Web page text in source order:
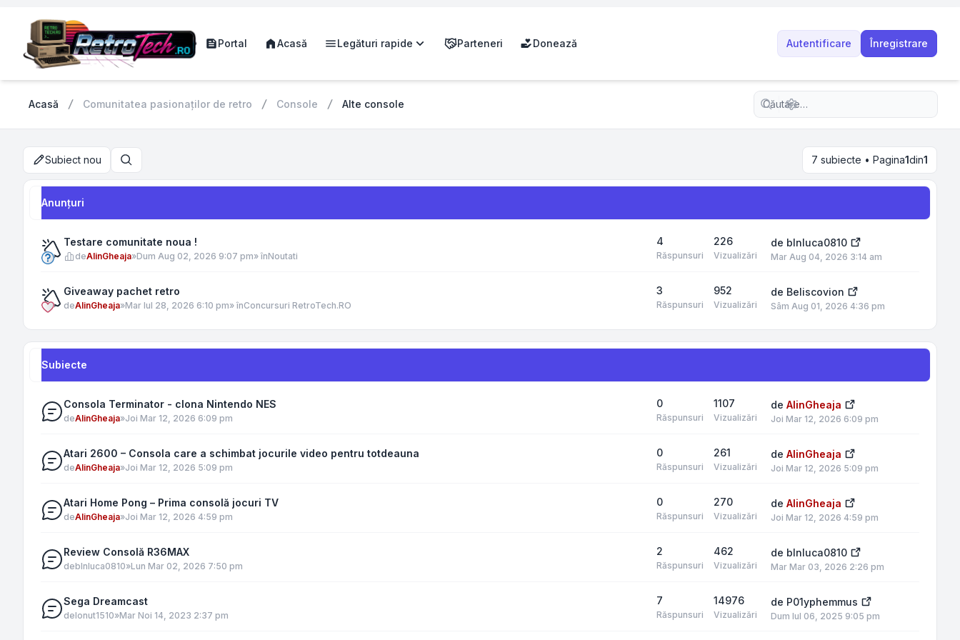
Portal Acasă Legături rapide Parteneri Donează Autentificare Înregistrare
Acasă Comunitatea pasionaților de retro Console Alte console Căutare avansată
Subiect nou Căutare 7 subiecte • Pagina1din1
Anunţuri
Testare comunitate noua !
deAlinGheaja»Dum Aug 02, 2026 9:07 pm» înNoutati
4
Răspunsuri
226
Vizualizări
de blnluca0810
Mar Aug 04, 2026 3:14 am
Giveaway pachet retro
deAlinGheaja»Mar Iul 28, 2026 6:10 pm» înConcursuri RetroTech.RO
3
Răspunsuri
952
Vizualizări
de Beliscovion
Sâm Aug 01, 2026 4:36 pm
Subiecte
Consola Terminator - clona Nintendo NES
deAlinGheaja»Joi Mar 12, 2026 6:09 pm
0
Răspunsuri
1107
Vizualizări
de AlinGheaja
Joi Mar 12, 2026 6:09 pm
Atari 2600 – Consola care a schimbat jocurile video pentru totdeauna
deAlinGheaja»Joi Mar 12, 2026 5:09 pm
0
Răspunsuri
261
Vizualizări
de AlinGheaja
Joi Mar 12, 2026 5:09 pm
Atari Home Pong – Prima consolă jocuri TV
deAlinGheaja»Joi Mar 12, 2026 4:59 pm
0
Răspunsuri
270
Vizualizări
de AlinGheaja
Joi Mar 12, 2026 4:59 pm
Review Consolă R36MAX
deblnluca0810»Lun Mar 02, 2026 7:50 pm
2
Răspunsuri
462
Vizualizări
de blnluca0810
Mar Mar 03, 2026 2:26 pm
Sega Dreamcast
deIonut1510»Mar Noi 14, 2023 2:37 pm
7
Răspunsuri
14976
Vizualizări
de P01yphemmus
Dum Iul 06, 2025 9:05 pm